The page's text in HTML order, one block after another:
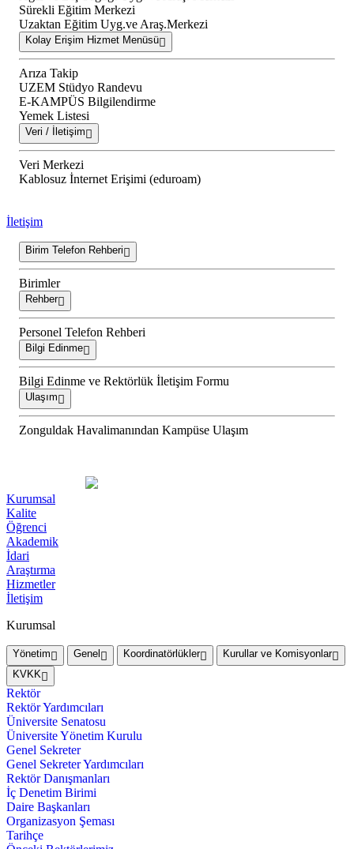
Sürekli Eğitim Merkezi
Uzaktan Eğitim Uyg.ve Araş.Merkezi
Kolay Erişim Hizmet Menüsü
Arıza Takip
UZEM Stüdyo Randevu
E-KAMPÜS Bilgilendirme
Yemek Listesi
Veri / İletişim
Veri Merkezi
Kablosuz İnternet Erişimi (eduroam)
İletişim
Birim Telefon Rehberi
Birimler
Rehber
Personel Telefon Rehberi
Bilgi Edinme
Bilgi Edinme ve Rektörlük İletişim Formu
Ulaşım
Zonguldak Havalimanından Kampüse Ulaşım
Kurumsal
Kalite
Öğrenci
Akademik
İdari
Araştırma
Hizmetler
İletişim
Kurumsal
Yönetim Genel Koordinatörlükler
Kurullar ve Komisyonlar
KVKK
Rektör
Rektör Yardımcıları
Üniversite Senatosu
Üniversite Yönetim Kurulu
Genel Sekreter
Genel Sekreter Yardımcıları
Rektör Danışmanları
İç Denetim Birimi
Daire Başkanları
Organizasyon Şeması
Tarihçe